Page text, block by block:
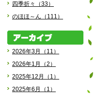
四季折々（33）
のほほ～ん（111）
2026年3月（11）
2026年1月（2）
2025年12月（1）
2025年6月（1）